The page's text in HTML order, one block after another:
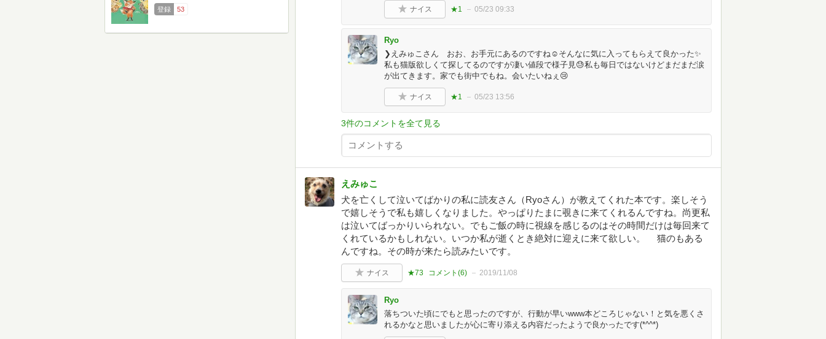
登録
53 ナイス ★1 05/23 09:33
Ryo
❯えみゅこさん おお、お手元にあるのですね☺️そんなに気に入ってもらえて良かった✨
私も猫版欲しくて探してるのですが凄い値段で様子見😓私も毎日ではないけどまだまだ涙
が出てきます。家でも街中でもね。会いたいねぇ😢
ナイス ★1 05/23 13:56
3件のコメントを全て見る
えみゅこ
犬を亡くして泣いてばかりの私に読友さん（Ryoさん）が教えてくれた本です。楽しそう
で嬉しそうで私も嬉しくなりました。やっぱりたまに覗きに来てくれるんですね。尚更私
は泣いてばっかりいられない。でもご飯の時に視線を感じるのはその時間だけは毎回来て
くれているかもしれない。いつか私が逝くとき絶対に迎えに来て欲しい。 猫のもある
んですね。その時が来たら読みたいです。
ナイス ★73 コメント(6) 2019/11/08
Ryo
落ちついた頃にでもと思ったのですが、行動が早いwww本どころじゃない！と気を悪くさ
れるかなと思いましたが心に寄り添える内容だったようで良かったです(*^^*)